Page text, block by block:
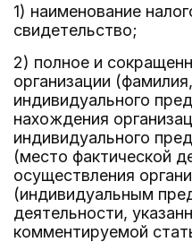
1) наименование
свидетельство;
2) полное и
организации
индивидуального
нахождения
индивидуального
(место фактической
осуществления
(индивидуальным
деятельности,
комментируемой